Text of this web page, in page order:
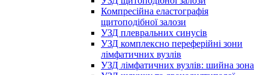
Компресійна еластографія
щитоподібної залози
УЗД плевральних синусів
УЗД комплексно переферійні зони
лімфатичних вузлів
УЗД лімфатичних вузлів: шийна зона